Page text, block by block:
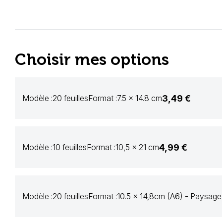
Choisir mes options
Modèle :20 feuillesFormat :7.5 x 14.8 cm3,49 €
Modèle :10 feuillesFormat :10,5 x 21 cm4,99 €
Modèle :20 feuillesFormat :10.5 x 14,8cm (A6) - Paysage